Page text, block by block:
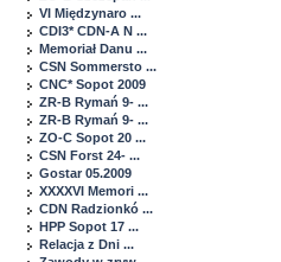
VI Międzynaro ...
CDI3* CDN-A N ...
Memoriał Danu ...
CSN Sommersto ...
CNC* Sopot 2009
ZR-B Rymań 9- ...
ZR-B Rymań 9- ...
ZO-C Sopot 20 ...
CSN Forst 24- ...
Gostar 05.2009
XXXXVI Memori ...
CDN Radzionkó ...
HPP Sopot 17 ...
Relacja z Dni ...